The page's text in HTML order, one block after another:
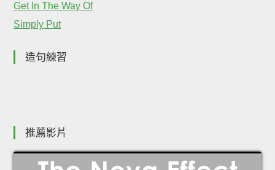
Get In The Way Of
Simply Put
造句練習
推薦影片